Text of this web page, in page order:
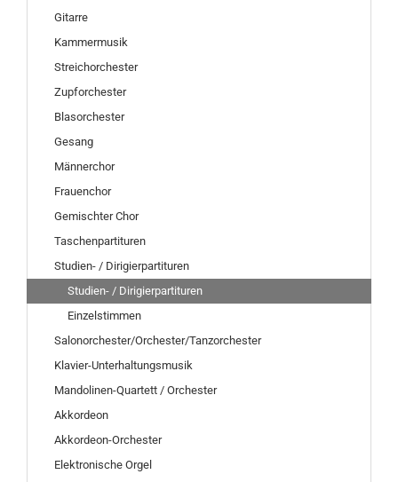
Gitarre
Kammermusik
Streichorchester
Zupforchester
Blasorchester
Gesang
Männerchor
Frauenchor
Gemischter Chor
Taschenpartituren
Studien- / Dirigierpartituren
Studien- / Dirigierpartituren
Einzelstimmen
Salonorchester/Orchester/Tanzorchester
Klavier-Unterhaltungsmusik
Mandolinen-Quartett / Orchester
Akkordeon
Akkordeon-Orchester
Elektronische Orgel